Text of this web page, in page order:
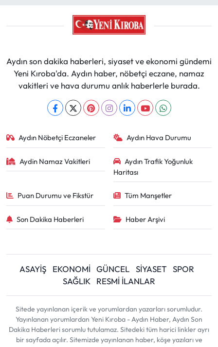
Aydın son dakika haberleri, siyaset ve ekonomi gündemi
Yeni Kıroba'da. Aydın haber, nöbetçi eczane, namaz
vakitleri ve hava durumu anlık haberlerle burada.
Aydın Nöbetçi Eczaneler Aydın Hava Durumu
Aydin Namaz Vakitleri
Aydın Trafik Yoğunluk
Haritası
Puan Durumu ve Fikstür Tüm Manşetler
Son Dakika Haberleri Haber Arşivi
ASAYİŞ EKONOMİ GÜNCEL SİYASET
SPOR
SAĞLIK
RESMİ İLANLAR
Sitede yayınlanan içerik ve yorumlardan yazarları sorumludur.
Yayınlanan yorumlardan Yeni Kıroba - Aydın Haber, Aydın Son
Dakika Haberleri sorumlu tutulamaz. Sitedeki tüm harici linkler ayrı
bir sayfada açılır. Sitemizde yayınlanan haber, köşe yazıları ve